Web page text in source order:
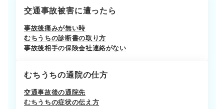
交通事故被害に遭ったら
事故後痛みが無い時
むちうちの診断書の取り方
事故後相手の保険会社連絡がない
むちうちの通院の仕方
交通事故後の通院先
むちうちの症状の伝え方